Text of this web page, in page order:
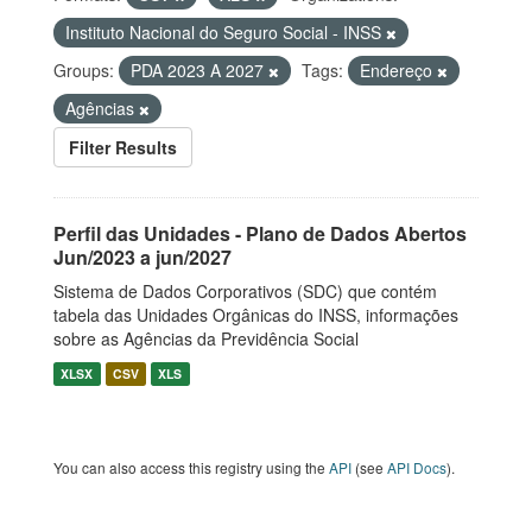
Instituto Nacional do Seguro Social - INSS
Groups:
PDA 2023 A 2027 Tags:
Endereço
Agências
Filter Results
Perfil das Unidades - Plano de Dados Abertos
Jun/2023 a jun/2027
Sistema de Dados Corporativos (SDC) que contém
tabela das Unidades Orgânicas do INSS, informações
sobre as Agências da Previdência Social
XLSX CSV XLS
You can also access this registry using the API (see API Docs).